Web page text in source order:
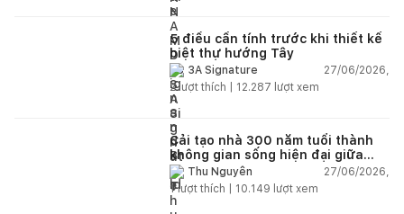
5 điều cần tính trước khi thiết kế
biệt thự hướng Tây
3A Signature
27/06/2026,
2lượt thích | 12.287 lượt xem
Cải tạo nhà 300 năm tuổi thành
không gian sống hiện đại giữa
thiên nhiên
Thu Nguyễn
27/06/2026,
1lượt thích | 10.149 lượt xem